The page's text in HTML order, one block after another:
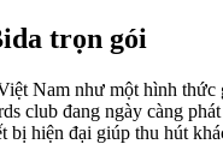
trọn gói
Nam như một hình
club đang ngày càng
bị hiện đại giúp thu hút